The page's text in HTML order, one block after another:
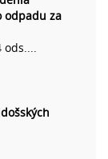
odpadu za
ods....